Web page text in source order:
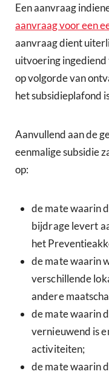
Een aanvraag
aanvraag voor een
aanvraag dient
uitvoering
op volgorde van
het subsidieplafond
Aanvullend aan de
eenmalige subsidie
op:
de mate waarin
bijdrage levert
het
de mate waarin
verschillende
andere
de mate waarin
vernieuwend is
activiteiten;
de mate waarin